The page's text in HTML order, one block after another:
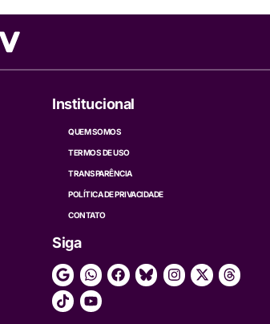
Institucional
QUEM SOMOS
TERMOS DE USO
TRANSPARÊNCIA
POLÍTICA DE PRIVACIDADE
CONTATO
Siga